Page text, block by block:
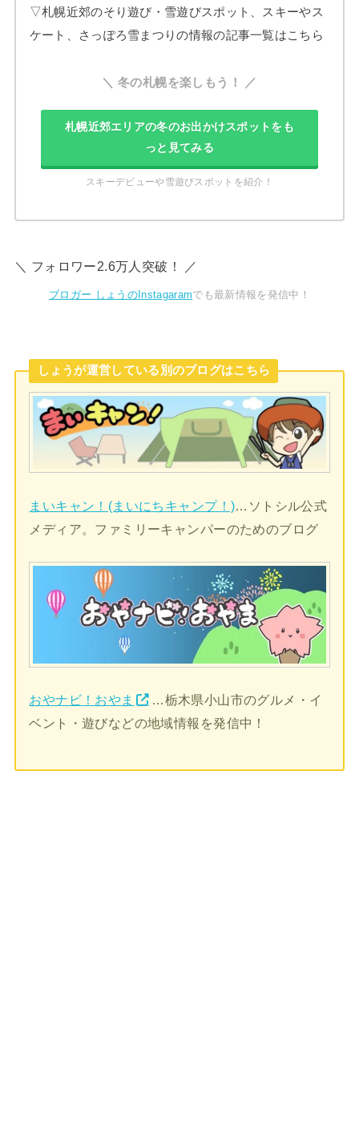
▽札幌近郊のそり遊び・雪遊びスポット、スキーやス
ケート、さっぽろ雪まつりの情報の記事一覧はこちら
＼ 冬の札幌を楽しもう！ ／
札幌近郊エリアの冬のお出かけスポットをも
っと見てみる
スキーデビューや雪遊びスポットを紹介！
＼ フォロワー2.6万人突破！ ／
ブロガー しょうのInstagaramでも最新情報を発信中！
しょうが運営している別のブログはこちら
まいキャン！(まいにちキャンプ！)…ソトシル公式
メディア。ファミリーキャンパーのためのブログ
おやナビ！おやま
…栃木県小山市のグルメ・イ
ベント・遊びなどの地域情報を発信中！